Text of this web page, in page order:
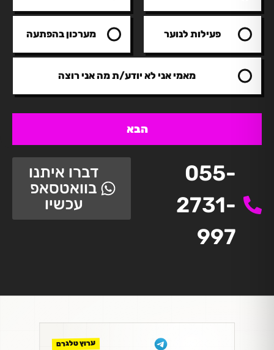
פעילות לנוער מערכון בהפתעה
מאמי אני לא יודע/ת מה אני רוצה
הבא
055-
2731-
997
דברו איתנו
בוואטסאפ
עכשיו
ערוץ טלגרם